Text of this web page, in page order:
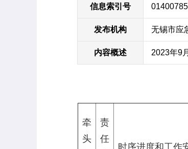
信息索引号
发布机构 无锡市应
内容概述 2023年9
牵
头
责
任
时序进度和工作